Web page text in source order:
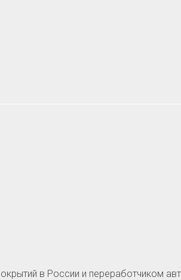
в России и переработчиком